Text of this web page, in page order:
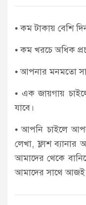
• কম টাকায় বেশি
• কম খরচে অধিক
• আপনার মনমতো
• এক জায়গায়
যাবে।
• আপনি চাইলে
লেখা, ফ্লাশ ব্যানার
আমাদের থেকে
আমাদের সাথে